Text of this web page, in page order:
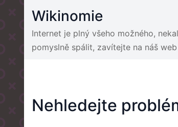
content
Wikinomie
Internet je plný všeho možného,
pomyslně spálit, zavítejte na náš
Nehledejte